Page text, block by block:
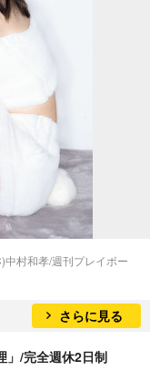
中村和孝/週刊プレイボー
さらに見る
」/完全週休2日制